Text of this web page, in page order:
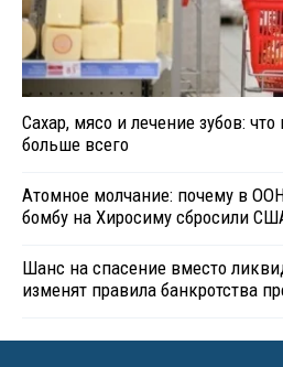
Сахар, мясо и лечение зубов:
больше всего
Атомное молчание: почему в
бомбу на Хиросиму сбросили
Шанс на спасение вместо
изменят правила банкротства